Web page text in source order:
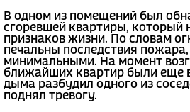
В одном из помещений был
сгоревшей квартиры, который
признаков жизни. По словам
печальны последствия
минимальными. На момент
ближайших квартир были еще
дыма разбудил одного из
поднял тревогу.